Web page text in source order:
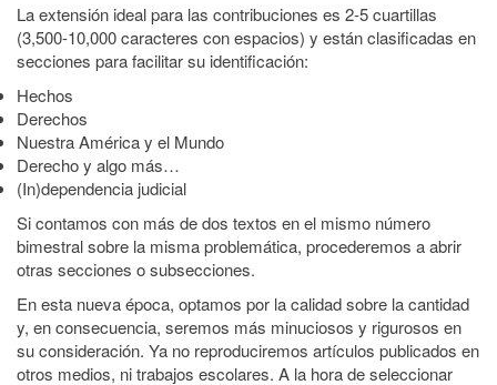
La extensión ideal para las contribuciones es 2-5 cuartillas
(3,500-10,000 caracteres con espacios) y están clasificadas en
secciones para facilitar su identificación:
Hechos
Derechos
Nuestra América y el Mundo
Derecho y algo más…
(In)dependencia judicial
Si contamos con más de dos textos en el mismo número
bimestral sobre la misma problemática, procederemos a abrir
otras secciones o subsecciones.
En esta nueva época, optamos por la calidad sobre la cantidad
y, en consecuencia, seremos más minuciosos y rigurosos en
su consideración. Ya no reproduciremos artículos publicados en
otros medios, ni trabajos escolares. A la hora de seleccionar